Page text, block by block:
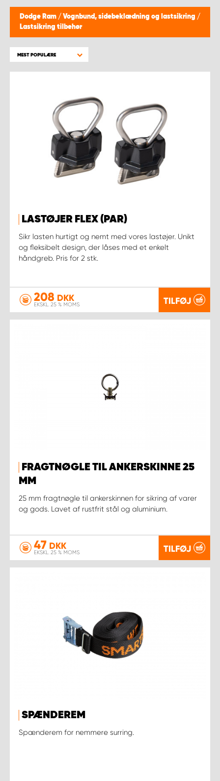
Dodge Ram / Vognbund, sidebeklædning og lastsikring /
Lastsikring tilbehør
MEST POPULÆRE
LASTØJER FLEX (PAR)
Sikr lasten hurtigt og nemt med vores lastøjer. Unikt
og fleksibelt design, der låses med et enkelt
håndgreb. Pris for 2 stk.
208 DKK
EKSKL. 25 % MOMS TILFØJ
FRAGTNØGLE TIL ANKERSKINNE 25
MM
25 mm fragtnøgle til ankerskinnen for sikring af varer
og gods. Lavet af rustfrit stål og aluminium.
47 DKK
EKSKL. 25 % MOMS TILFØJ
SPÆNDEREM
Spænderem for nemmere surring.